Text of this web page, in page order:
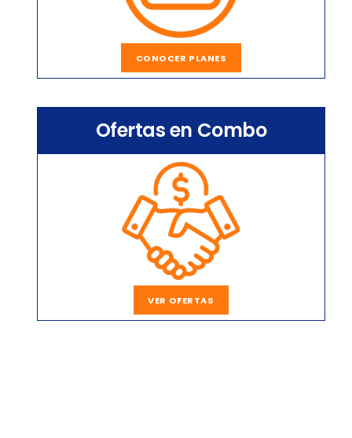
CONOCER PLANES
Ofertas en Combo
VER OFERTAS